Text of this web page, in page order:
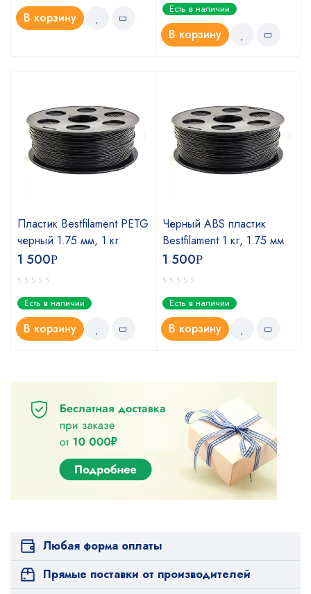
В корзину
Есть в наличии
В корзину
Пластик Bestfilament PETG
черный 1.75 мм, 1 кг
1 500Р
Есть в наличии
В корзину
Черный ABS пластик
Bestfilament 1 кг, 1.75 мм
1 500Р
Есть в наличии
В корзину
Любая форма оплаты
Прямые поставки от производителей